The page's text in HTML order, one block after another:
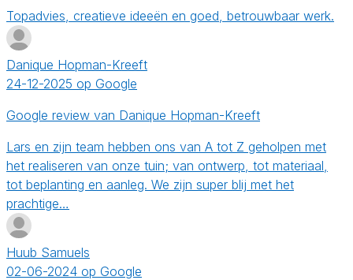
Topadvies, creatieve ideeën en goed, betrouwbaar werk.
Danique Hopman-Kreeft
24-12-2025 op Google
Google review van Danique Hopman-Kreeft
Lars en zijn team hebben ons van A tot Z geholpen met
het realiseren van onze tuin; van ontwerp, tot materiaal,
tot beplanting en aanleg. We zijn super blij met het
prachtige…
Huub Samuels
02-06-2024 op Google